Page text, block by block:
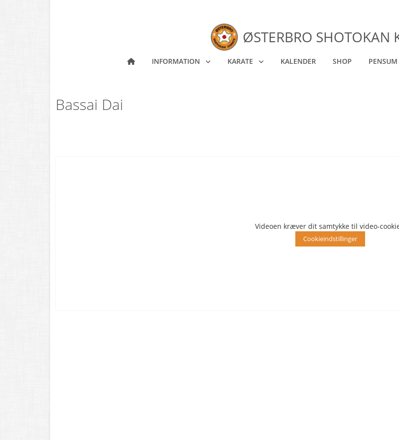
ØSTERBRO SHOTOKAN
INFORMATION KARATE KALENDER SHOP PENSUM
Bassai Dai
Videoen kræver dit samtykke til video-
Cookieindstillinger